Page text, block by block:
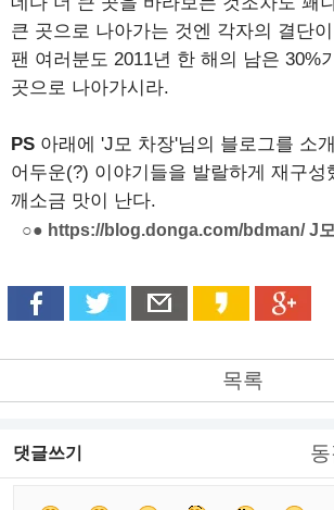
큰 곳으로 나아가는 것엔 각자의 결단
팬 여러분도 2011년 한 해의 남은 30%
곳으로 나아가시라.
PS 아래에 'J모 차장'님의 블로그를 소
어두운(?) 이야기들을 발랄하게 재구성
깨소금 맛이 난다.
○● https://blog.donga.com/bdman/ J
목록
댓글쓰기